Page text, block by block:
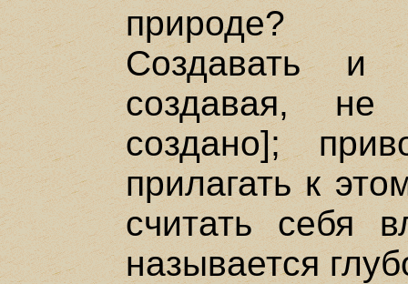
природе?
Создавать и
создавая,
создано];
прилагать к
считать себя
называется